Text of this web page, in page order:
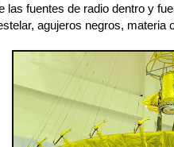
las fuentes de radio dentro y
agujeros negros, materia